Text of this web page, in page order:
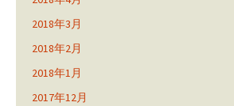
2018年3月
2018年2月
2018年1月
2017年12月